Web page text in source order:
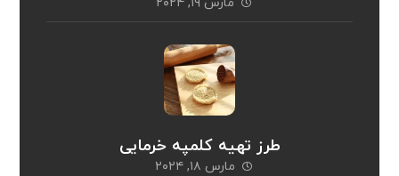
طرز تهیه کلمپه خرمایی
مارس ۱۸, ۲۰۲۴